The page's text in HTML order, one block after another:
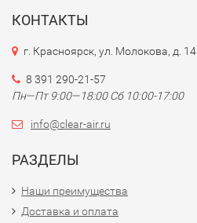
КОНТАКТЫ
г. Красноярск, ул. Молокова, д. 14
8 391 290-21-57
Пн—Пт 9:00—18:00 Сб 10:00-17:00
info@clear-air.ru
РАЗДЕЛЫ
Наши преимущества
Доставка и оплата